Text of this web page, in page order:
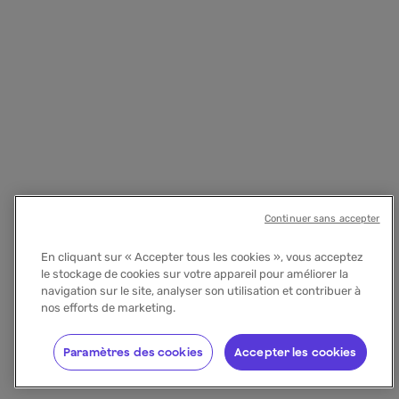
En cliquant sur « Accepter tous les cookies », vous acceptez
le stockage de cookies sur votre appareil pour améliorer la
navigation sur le site, analyser son utilisation et contribuer à
nos efforts de marketing.
Accepter les cookies
Paramètres des cookies
Continuer sans accepter